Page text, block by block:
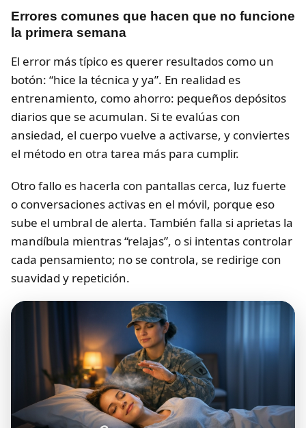
Errores comunes que hacen que no funcione
la primera semana
El error más típico es querer resultados como un
botón: “hice la técnica y ya”. En realidad es
entrenamiento, como ahorro: pequeños depósitos
diarios que se acumulan. Si te evalúas con
ansiedad, el cuerpo vuelve a activarse, y conviertes
el método en otra tarea más para cumplir.
Otro fallo es hacerla con pantallas cerca, luz fuerte
o conversaciones activas en el móvil, porque eso
sube el umbral de alerta. También falla si aprietas la
mandíbula mientras “relajas”, o si intentas controlar
cada pensamiento; no se controla, se redirige con
suavidad y repetición.